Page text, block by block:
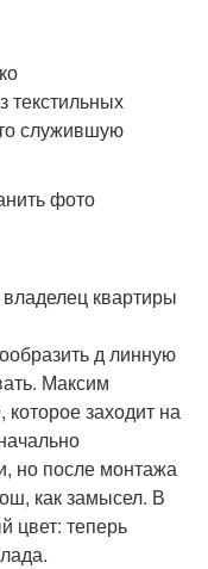
текстильных
служившую
фото
квартиры
д линную
Максим
которое заходит на
но после монтажа
как замысел. В
цвет: теперь